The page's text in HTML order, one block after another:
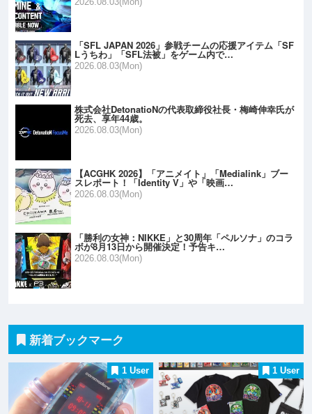
「SFL JAPAN 2026」参戦チームの応援アイテム「SF
Lうちわ」「SFL法被」をゲーム内で…
2026.08.03(Mon)
株式会社DetonatioNの代表取締役社長・梅崎伸幸氏が
死去、享年44歳。
2026.08.03(Mon)
【ACGHK 2026】「アニメイト」「Medialink」ブー
スレポート！「Identity V」や「映画…
2026.08.03(Mon)
「勝利の女神：NIKKE」と30周年「ペルソナ」のコラ
ボが8月13日から開催決定！予告キ…
2026.08.03(Mon)
新着ブックマーク
1 User 1 User